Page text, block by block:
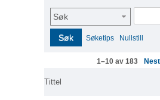
Søk
Søk Søketips Nullstill
1–10 av 183
Tittel